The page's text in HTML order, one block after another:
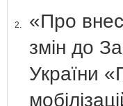
2.
«Про
змін до
України